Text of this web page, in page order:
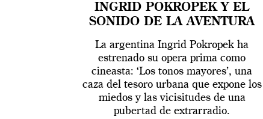
INGRID POKROPEK Y EL
SONIDO DE LA AVENTURA
La argentina Ingrid Pokropek ha
estrenado su opera prima como
cineasta: ‘Los tonos mayores’, una
caza del tesoro urbana que expone los
miedos y las vicisitudes de una
pubertad de extrarradio.